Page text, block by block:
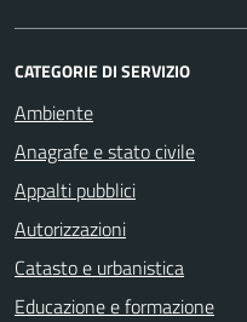
CATEGORIE DI SERVIZIO
Ambiente
Anagrafe e stato civile
Appalti pubblici
Autorizzazioni
Catasto e urbanistica
Educazione e formazione